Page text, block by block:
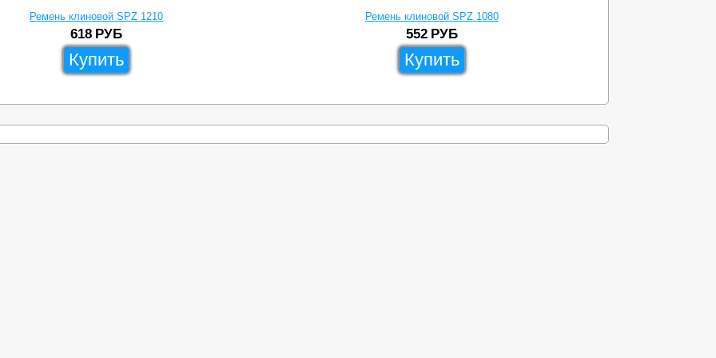
Ремень клиновой SPZ 1210
618 РУБ
Купить
Ремень клиновой SPZ 1080
552 РУБ
Купить